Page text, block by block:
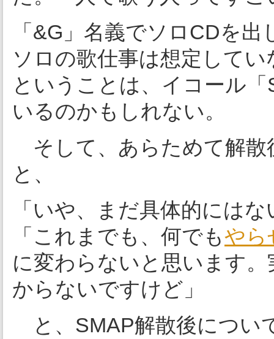
「&G」名義でソロCDを
ソロの歌仕事は想定して
ということは、イコール
いるのかもしれない。
そして、あらためて解散
と、
「いや、まだ具体的には
「これまでも、何でもやら
に変わらないと思います
からないですけど」
と、SMAP解散後につい